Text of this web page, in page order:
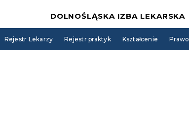
DOLNOŚLĄSKA IZBA LEKARSKA
Rejestr Lekarzy Rejestr praktyk Kształcenie Prawo